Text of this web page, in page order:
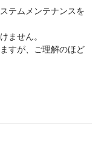
テムメンテナンスを
ません。
すが、ご理解のほど